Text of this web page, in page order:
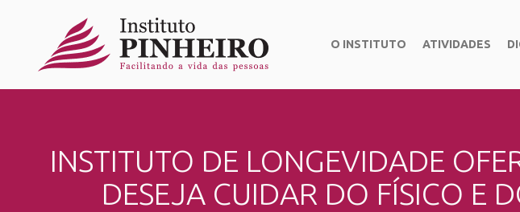
O INSTITUTO ATIVIDADES
INSTITUTO DE LONGEVIDADE
DESEJA CUIDAR DO FÍSICO E